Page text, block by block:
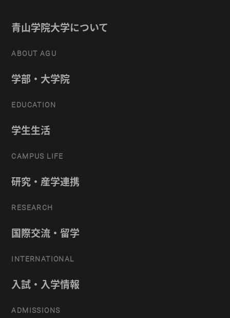
青山学院大学について
ABOUT AGU
学部・大学院
EDUCATION
学生生活
CAMPUS LIFE
研究・産学連携
RESEARCH
国際交流・留学
INTERNATIONAL
入試・入学情報
ADMISSIONS